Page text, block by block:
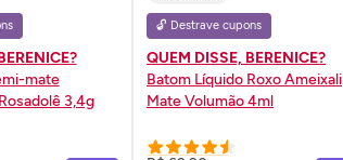
mate
3,4g
🔓 Destrave cupons
QUEM DISSE, BERENICE?
Batom Líquido Roxo Ameixali
Mate Volumão 4ml